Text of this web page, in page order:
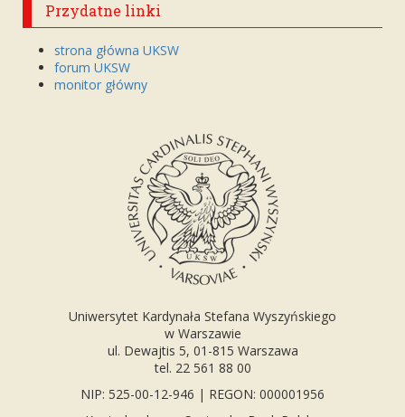
Przydatne linki
strona główna UKSW
forum UKSW
monitor główny
Uniwersytet Kardynała Stefana Wyszyńskiego
w Warszawie
ul. Dewajtis 5, 01-815 Warszawa
tel. 22 561 88 00
NIP: 525-00-12-946 | REGON: 000001956